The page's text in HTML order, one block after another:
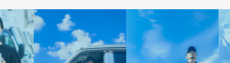
合や、イベント業者が機材を即
時配送したい場合など、業種ご
との特有の要望にも対応可能で
す。単発での配送依頼にも対応
に対応し、安定した
支援することで、企
務の継続性を確保し
ドライバー、ルート